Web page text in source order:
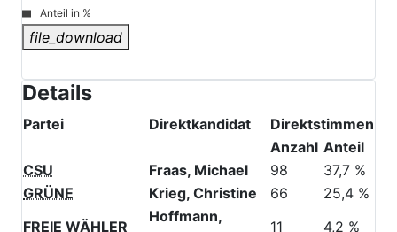
Anteil in %
file_download
Details
Partei Direktkandidat
Direktstimmen
Anzahl Anteil
CSU
Fraas, Michael 98
37,7 %
GRÜNE
Krieg, Christine 66
25,4 %
FREIE WÄHLER
Hoffmann,
11
4,2 %